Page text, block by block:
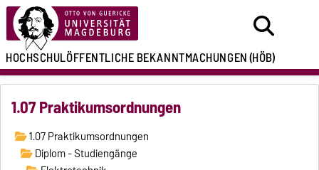
HOCHSCHULÖFFENTLICHEBEKANNTMACHUNGEN(HÖB)
1.07 Praktikumsordnungen
1.07 Praktikumsordnungen
Diplom - Studiengänge